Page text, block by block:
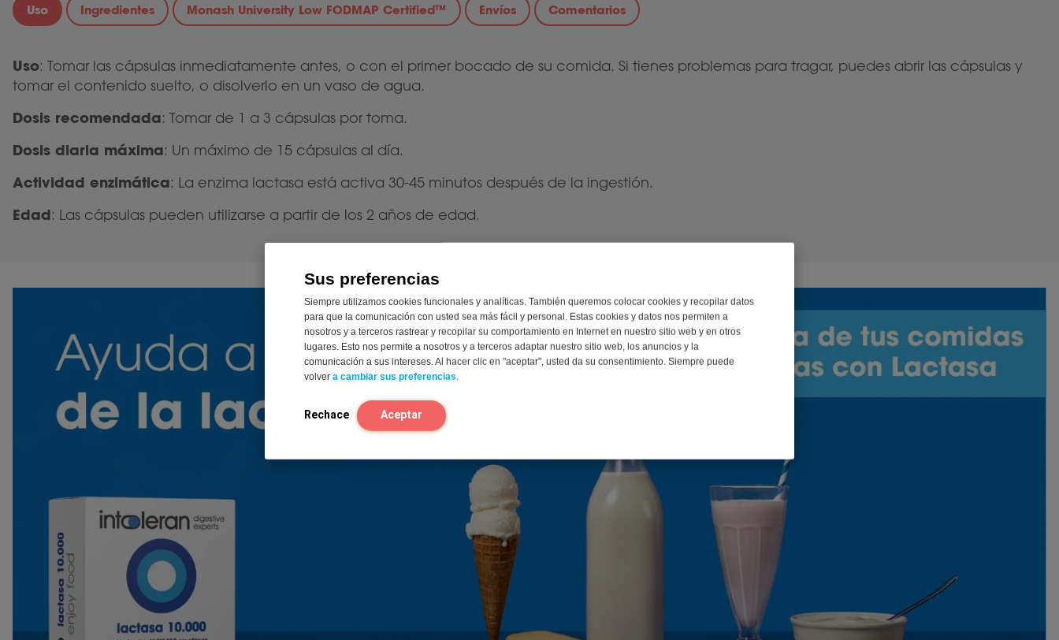
Sus preferencias
Siempre utilizamos cookies funcionales y analíticas. También queremos colocar cookies y recopilar datos
para que la comunicación con usted sea más fácil y personal. Estas cookies y datos nos permiten a
nosotros y a terceros rastrear y recopilar su comportamiento en Internet en nuestro sitio web y en otros
lugares. Esto nos permite a nosotros y a terceros adaptar nuestro sitio web, los anuncios y la
comunicación a sus intereses. Al hacer clic en "aceptar", usted da su consentimiento. Siempre puede
volver a cambiar sus preferencias.
Rechace Aceptar
Uso Ingredientes Monash University Low FODMAP Certified™ Envíos Comentarios
Uso: Tomar las cápsulas inmediatamente antes, o con el primer bocado de su comida. Si tienes problemas para tragar, puedes abrir las cápsulas y
tomar el contenido suelto, o disolverlo en un vaso de agua.
Dosis recomendada: Tomar de 1 a 3 cápsulas por toma.
Dosis diaria máxima: Un máximo de 15 cápsulas al día.
Actividad enzimática: La enzima lactasa está activa 30-45 minutos después de la ingestión.
Edad: Las cápsulas pueden utilizarse a partir de los 2 años de edad.